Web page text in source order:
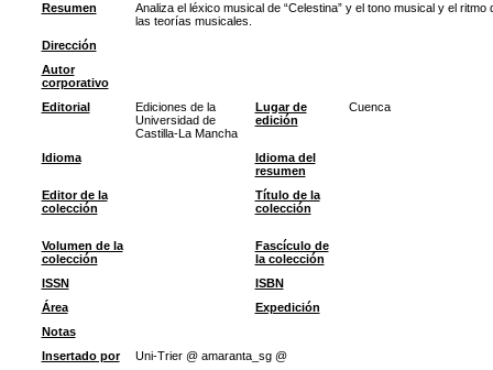
Resumen
Analiza el léxico musical de “Celestina” y el tono musical y el
las teorías musicales.
Dirección
Autor
corporativo
Editorial
Ediciones de la
Universidad de
Castilla-La Mancha
Lugar de
edición
Cuenca
Idioma
Idioma del
resumen
Editor de la
colección
Título de la
colección
Volumen de la
colección
Fascículo de
la colección
ISSN
ISBN
Área
Expedición
Notas
Insertado por
Uni-Trier @ amaranta_sg @